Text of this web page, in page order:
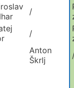
/
/
Anton
Škrlj